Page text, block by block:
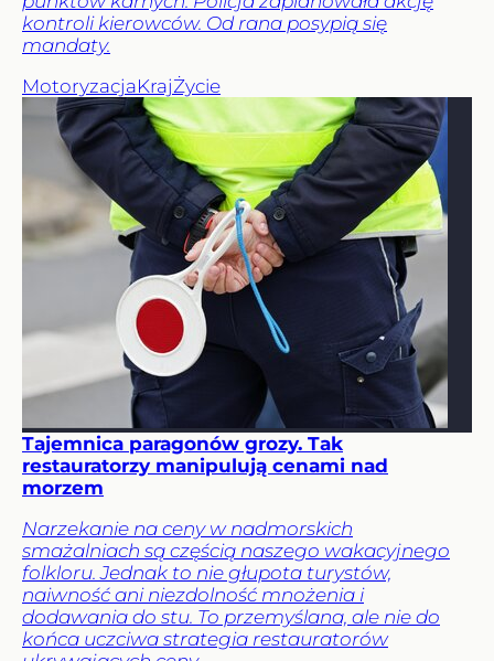
kontroli kierowców. Od rana posypią się
mandaty.
MotoryzacjaKrajŻycie
Tajemnica paragonów grozy. Tak
restauratorzy manipulują cenami nad
morzem
Narzekanie na ceny w nadmorskich
smażalniach są częścią naszego wakacyjnego
folkloru. Jednak to nie głupota turystów,
naiwność ani niezdolność mnożenia i
dodawania do stu. To przemyślana, ale nie do
końca uczciwa strategia restauratorów